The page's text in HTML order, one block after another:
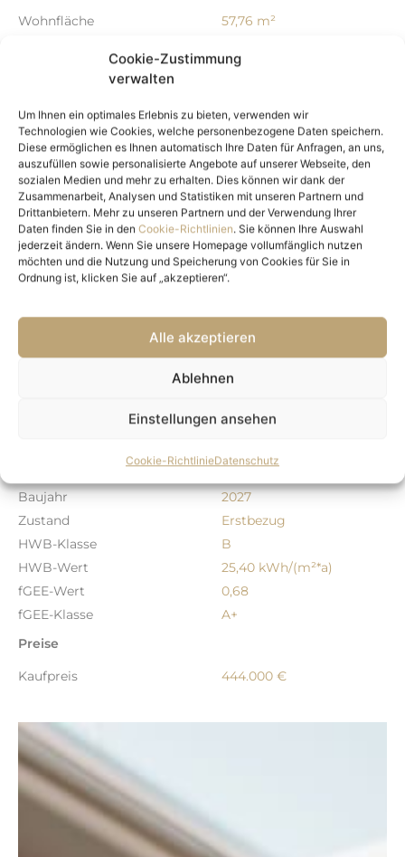
Cookie-Zustimmung
verwalten
Um Ihnen ein optimales Erlebnis zu bieten, verwenden wir
Technologien wie Cookies, welche personenbezogene Daten speichern.
Diese ermöglichen es Ihnen automatisch Ihre Daten für Anfragen, an uns,
auszufüllen sowie personalisierte Angebote auf unserer Webseite, den
sozialen Medien und mehr zu erhalten. Dies können wir dank der
Zusammenarbeit, Analysen und Statistiken mit unseren Partnern und
Drittanbietern. Mehr zu unseren Partnern und der Verwendung Ihrer
Daten finden Sie in den Cookie-Richtlinien. Sie können Ihre Auswahl
jederzeit ändern. Wenn Sie unsere Homepage vollumfänglich nutzen
möchten und die Nutzung und Speicherung von Cookies für Sie in
Ordnung ist, klicken Sie auf „akzeptieren“.
Alle akzeptieren
Ablehnen
Einstellungen ansehen
Cookie-RichtlinieDatenschutz
Wohnfläche
57,76 m²
5,89 m²
Anzahl Zimmer
2
Anzahl Schlafzimmer
1
Anzahl Badezimmer
1
Anzahl sep. WC
1
Balkone
1
Balkon-/Terrassenfläche
5,89 m²
Ausstattung
Befeuerung
Solar, Erdwärme
Zentralheizung
Personenaufzug
Baujahr
2027
Zustand
Erstbezug
HWB-Klasse
B
HWB-Wert
25,40 kWh/(m²*a)
fGEE-Wert
0,68
fGEE-Klasse
A+
Preise
Kaufpreis
444.000 €